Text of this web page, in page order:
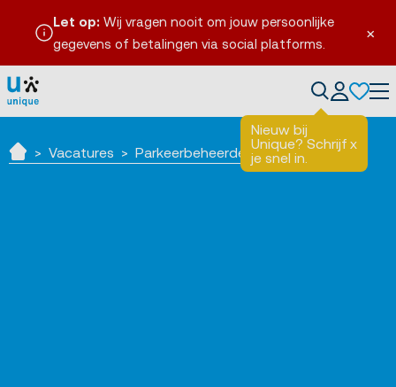
×
Let op: Wij vragen nooit om jouw persoonlijke
gegevens of betalingen via social platforms.
Nieuw bij
Unique? Schrijf
je snel in.
x
Vacatures Parkeerbeheerder Eindhoven